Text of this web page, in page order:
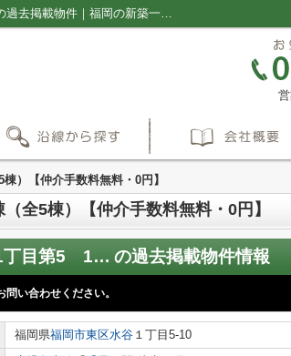
福岡市東区水谷1丁目第5 1号棟（全5棟）【仲介手数料無料・0円】の過去掲載物件｜福岡の新築一戸建て・仲介手数料無料の売買物件情報ならプラス不動産販売株式会社
）【仲介手数料無料・0円】
全5棟）【仲介手数料無料・0円】
福岡市東区水谷1丁目第5 1号棟（全5棟）【仲介手数料無料・0円】 の過去掲載物件情報
い合わせください。
福岡県福岡市東区水谷 １丁目5-10